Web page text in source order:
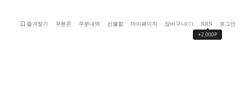
로그인
JOIN
+2,000P
장바구니(0)
마이페이지
선물함
주문내역
쿠폰존
즐겨찾기